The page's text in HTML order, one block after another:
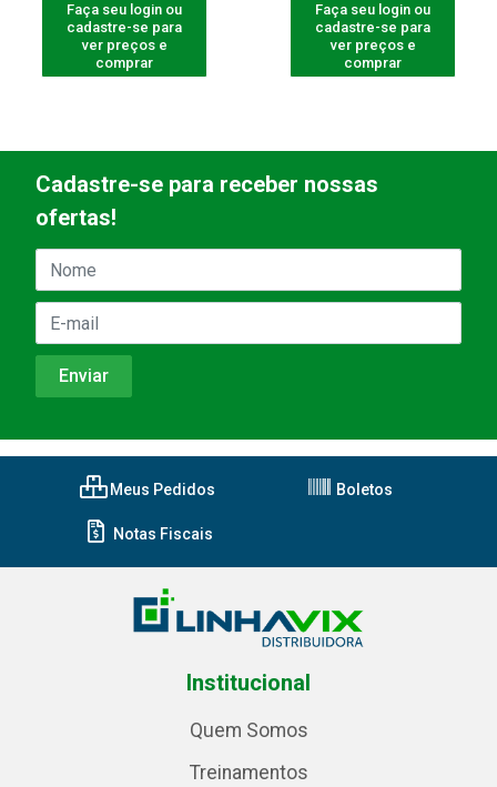
Faça seu login ou
cadastre-se para
ver preços e
comprar
Faça seu login ou
cadastre-se para
ver preços e
comprar
Cadastre-se para receber nossas
ofertas!
Meus Pedidos Boletos
Notas Fiscais
Institucional
Quem Somos
Treinamentos